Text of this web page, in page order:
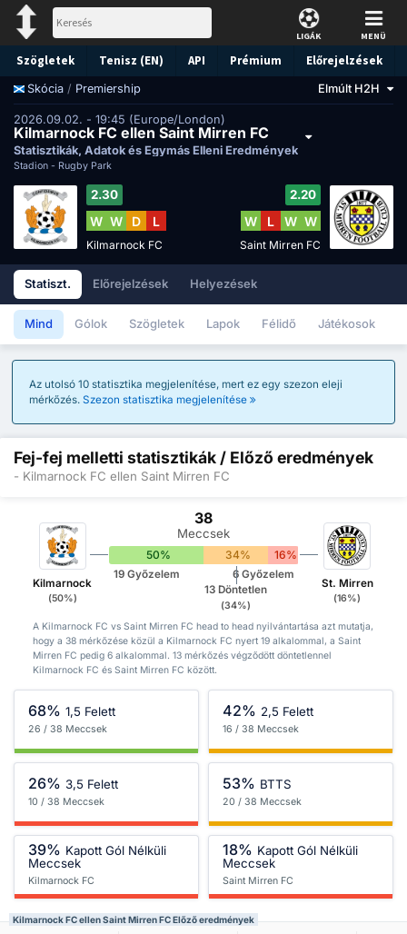
LIGÁK MENÜ
Szögletek Tenisz (EN) API Prémium Előrejelzések
Skócia / Premiership Elmúlt H2H
2026.09.02. - 19:45 (Europe/London)
Kilmarnock FC ellen Saint Mirren FC
Statisztikák, Adatok és Egymás Elleni Eredmények
Stadion - Rugby Park
2.30
W W D L
Kilmarnock FC
2.20
W L W W
Saint Mirren FC
Statiszt. Előrejelzések Helyezések
Mind Gólok Szögletek Lapok Félidő Játékosok
Az utolsó 10 statisztika megjelenítése, mert ez egy szezon eleji
mérkőzés. Szezon statisztika megjelenítése
Fej-fej melletti statisztikák / Előző eredmények
- Kilmarnock FC ellen Saint Mirren FC
Kilmarnock
(50%)
38
Meccsek
50% 34% 16%
19 Győzelem
13 Döntetlen
(34%)
6 Győzelem
St. Mirren
(16%)
A Kilmarnock FC vs Saint Mirren FC head to head nyilvántartása azt mutatja,
hogy a 38 mérkőzése közül a Kilmarnock FC nyert 19 alkalommal, a Saint
Mirren FC pedig 6 alkalommal. 13 mérkőzés végződött döntetlennel
Kilmarnock FC és Saint Mirren FC között.
68% 1,5 Felett
26 / 38 Meccsek
42% 2,5 Felett
16 / 38 Meccsek
26% 3,5 Felett
10 / 38 Meccsek
53% BTTS
20 / 38 Meccsek
39% Kapott Gól Nélküli
Meccsek
Kilmarnock FC
18% Kapott Gól Nélküli
Meccsek
Saint Mirren FC
Kilmarnock FC ellen Saint Mirren FC Előző eredmények